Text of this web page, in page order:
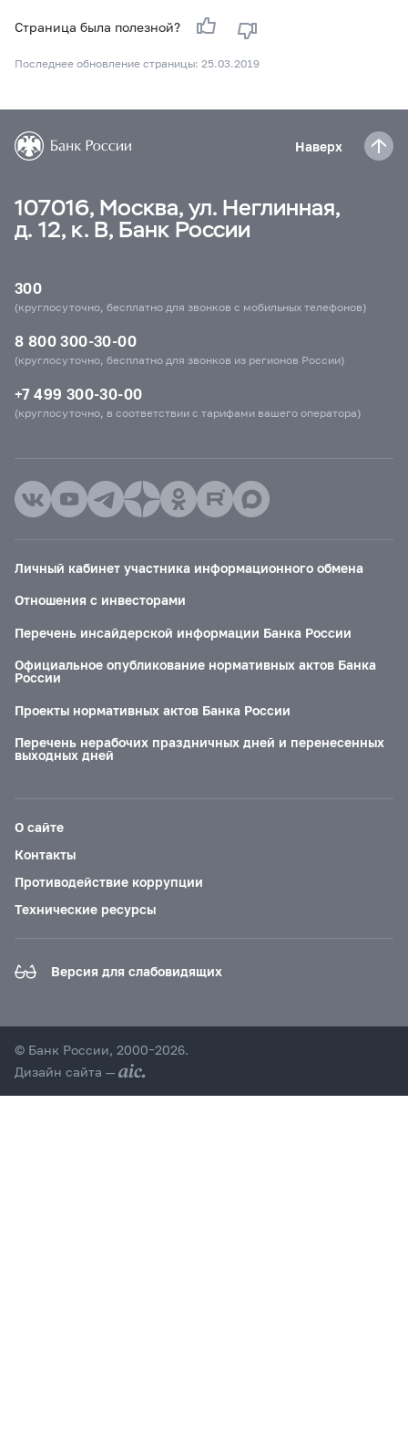
Страница была полезной?
Последнее обновление страницы: 25.03.2019
Наверх
107016, Москва, ул. Неглинная,
д. 12, к. В, Банк России
300
(круглосуточно, бесплатно для звонков с мобильных телефонов)
8 800 300-30-00
(круглосуточно, бесплатно для звонков из регионов России)
+7 499 300-30-00
(круглосуточно, в соответствии с тарифами вашего оператора)
Личный кабинет участника информационного обмена
Отношения с инвесторами
Перечень инсайдерской информации Банка России
Официальное опубликование нормативных актов Банка
России
Проекты нормативных актов Банка России
Перечень нерабочих праздничных дней и перенесенных
выходных дней
О сайте
Контакты
Противодействие коррупции
Технические ресурсы
Версия для слабовидящих
© Банк России, 2000–2026.
Дизайн сайта —